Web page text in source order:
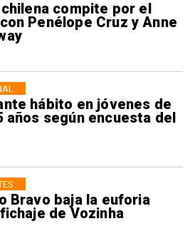
compite por el
Penélope Cruz y Anne
hábito en jóvenes de
años según encuesta del
Bravo baja la euforia
de Vozinha